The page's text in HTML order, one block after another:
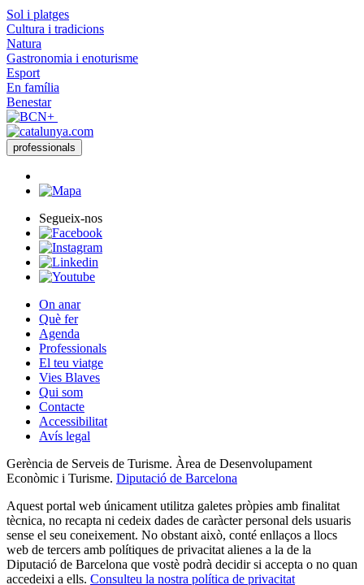
Sol i platges
Cultura i tradicions
Natura
Gastronomia i enoturisme
Esport
En família
Benestar
professionals
Segueix-nos
On anar
Què fer
Agenda
Professionals
El teu viatge
Vies Blaves
Qui som
Contacte
Accessibilitat
Avís legal
Gerència de Serveis de Turisme. Àrea de Desenvolupament
Diputació de Barcelona
Aquest portal web únicament utilitza galetes pròpies amb finalitat
tècnica, no recapta ni cedeix dades de caràcter personal dels usuaris
sense el seu coneixement. No obstant això, conté enllaços a llocs
web de tercers amb polítiques de privacitat alienes a la de la
Diputació de Barcelona que vostè podrà decidir si accepta o no quan